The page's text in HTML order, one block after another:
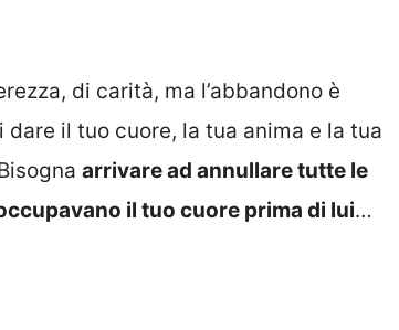
di carità, ma l’abbandono è
dare il tuo cuore, la tua anima e la tua
arrivare ad annullare tutte le
il tuo cuore prima di lui…